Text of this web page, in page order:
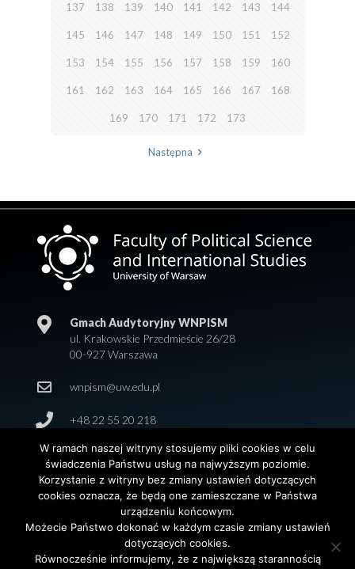
137 138 139 140 141 142 143 144
145 146 147 148 149 150 151 152
153 154 155 156 157 158 159 160
161 162 163 164 165 166 167 168
169 170 171 172 173
Następna
Gmach Audytoryjny WNPISM
ul. Krakowskie Przedmieście 26/28
00-927 Warszawa
wnpism@uw.edu.pl
+48 22 55 20 218
© 2026 Wydział Nauk Politycznych i Studiów
Międzynarodowych. Uniwersytet Warszawski. All Rights
W ramach naszej witryny stosujemy pliki cookies w celu
świadczenia Państwu usług na najwyższym poziomie.
Korzystanie z witryny bez zmiany ustawień dotyczących
cookies oznacza, że będą one zamieszczane w Państwa
urządzeniu końcowym.
Możecie Państwo dokonać w każdym czasie zmiany ustawień
dotyczących cookies.
Równocześnie informujemy, że z największą starannością